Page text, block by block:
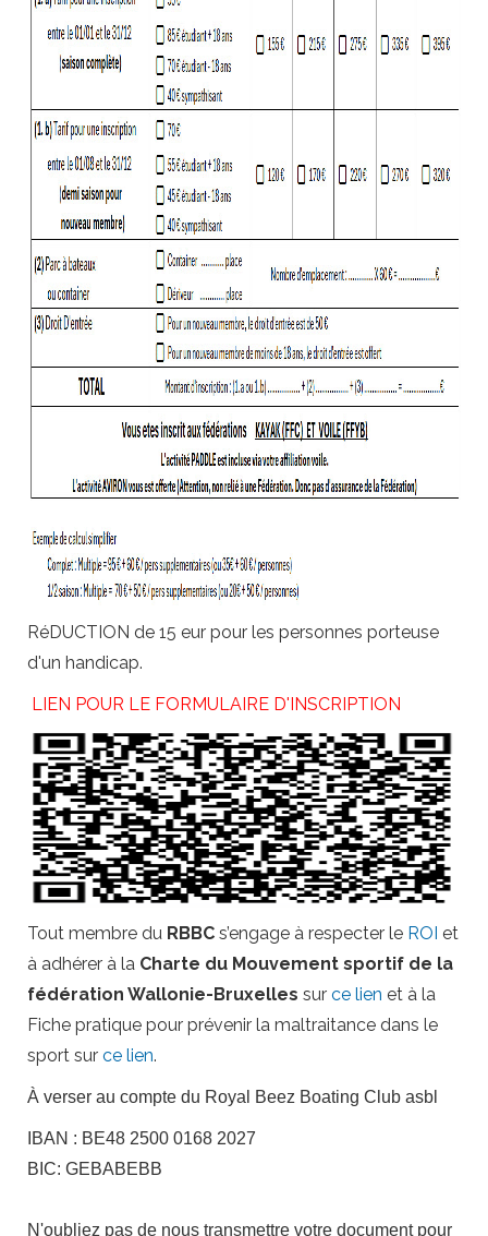
RéDUCTION de 15 eur pour les personnes porteuse
d'un handicap.
LIEN POUR LE FORMULAIRE D'INSCRIPTION
Tout membre du RBBC s’engage à respecter le ROI et
à adhérer à la Charte du Mouvement sportif de la
fédération Wallonie-Bruxelles sur ce lien et à la
Fiche pratique pour prévenir la maltraitance dans le
sport sur ce lien.
À verser au compte du Royal Beez Boating Club asbl
IBAN : BE48 2500 0168 2027
BIC: GEBABEBB
N'oubliez pas de nous transmettre votre document pour